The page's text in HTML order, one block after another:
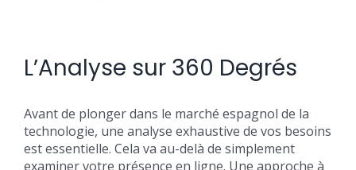
L’Analyse sur 360 Degrés
Avant de plonger dans le marché espagnol de la
technologie, une analyse exhaustive de vos besoins
est essentielle. Cela va au-delà de simplement
examiner votre présence en ligne. Une approche à